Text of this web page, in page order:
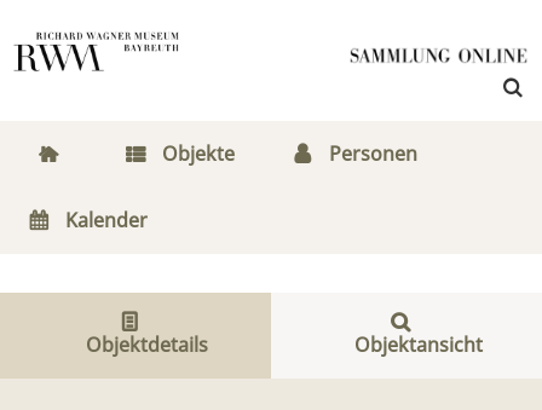
Objekte Personen
Kalender
Objektdetails Objektansicht